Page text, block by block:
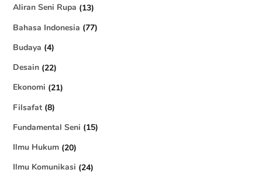
Aliran Seni Rupa (13)
Bahasa Indonesia (77)
Budaya (4)
Desain (22)
Ekonomi (21)
Filsafat (8)
Fundamental Seni (15)
Ilmu Hukum (20)
Ilmu Komunikasi (24)